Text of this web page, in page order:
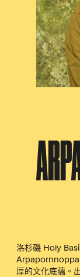
洛杉磯 Holy
厚的文化底蘊。